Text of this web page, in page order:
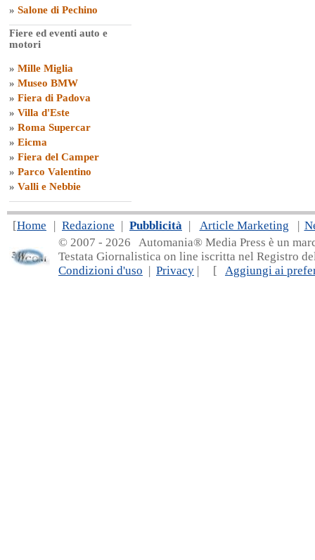
» Salone di Pechino
Fiere ed eventi auto e
motori
» Mille Miglia
» Museo BMW
» Fiera di Padova
» Villa d'Este
» Roma Supercar
» Eicma
» Fiera del Camper
» Parco Valentino
» Valli e Nebbie
[Home | Redazione | Pubblicità | Article Marketing |
© 2007 - 2026 Automania® Media Press è un
Testata Giornalistica on line iscritta nel Registro
Condizioni d'uso | Privacy | [ Aggiungi ai